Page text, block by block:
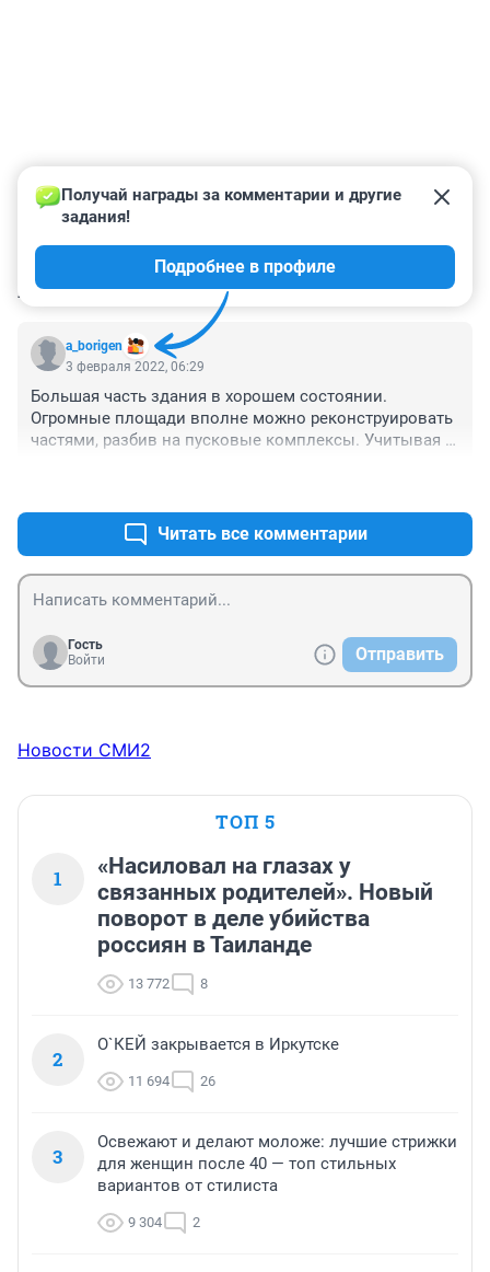
КОММЕНТАРИИ 1
a_borigen
Получай награды за комментарии и другие
задания!
Подробнее в профиле
3 февраля 2022, 06:29
Большая часть здания в хорошем состоянии.
Огромные площади вполне можно реконструировать
частями, разбив на пусковые комплексы. Учитывая
сейчас нет( Муниципальное управление - наименее
эффективное из возможных((( Хоть бы в концессию
передали или "дом за рубль"
Читать все комментарии
Гость
Войти
Отправить
Новости СМИ2
ТОП 5
1
«Насиловал на глазах у
связанных родителей». Новый
поворот в деле убийства
россиян в Таиланде
13 772 8
2
О`КЕЙ закрывается в Иркутске
11 694 26
3
Освежают и делают моложе: лучшие стрижки
для женщин после 40 — топ стильных
вариантов от стилиста
9 304 2